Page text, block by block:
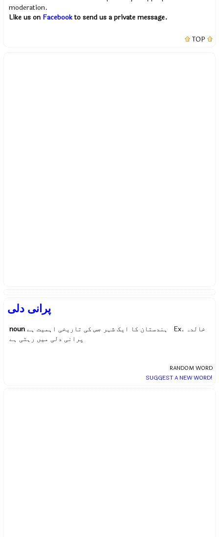
moderation.
Like us on Facebookto send us a private message.
TOP
پرانی دلی
noun ہندستان کا ایک شہر جس کی تاریخی اہمیت ہے Ex. خالدہ
پرانی دلی میں رہتی ہے
RANDOM WORD
SUGGEST A NEW WORD!